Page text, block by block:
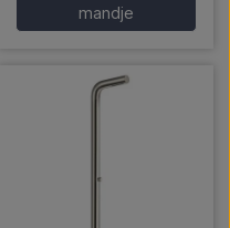
mandje